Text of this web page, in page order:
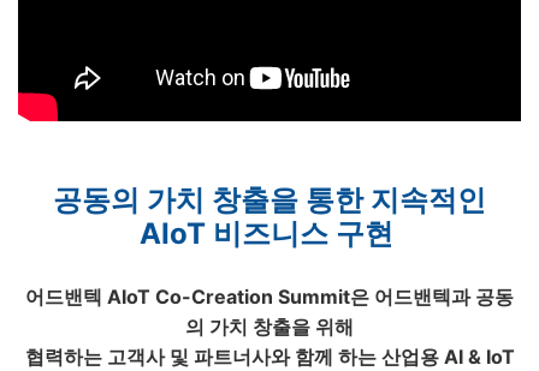
공동의 가치 창출을 통한 지속적인
AIoT 비즈니스 구현
어드밴텍 AIoT Co-Creation Summit은 어드밴텍과 공동
의 가치 창출을 위해
협력하는 고객사 및 파트너사와 함께 하는 산업용 AI & IoT